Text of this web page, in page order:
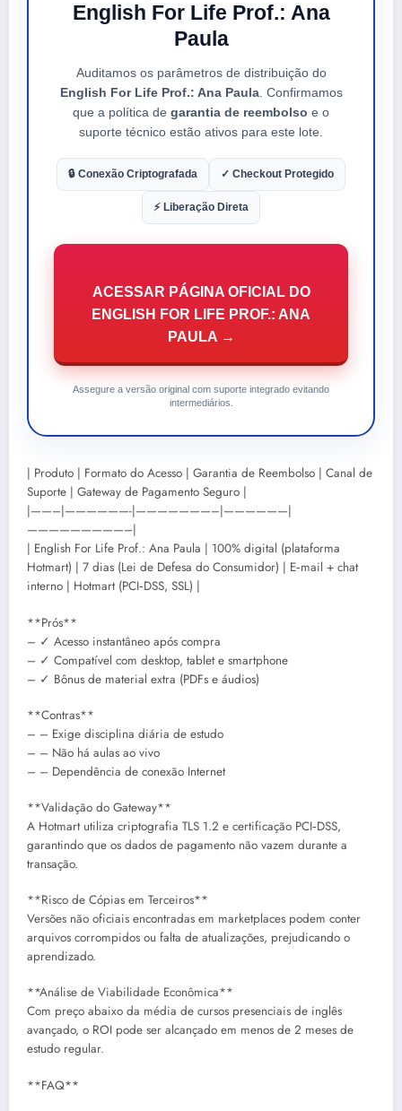
English For Life Prof.: Ana
Paula
Auditamos os parâmetros de distribuição do
English For Life Prof.: Ana Paula. Confirmamos
que a política de garantia de reembolso e o
suporte técnico estão ativos para este lote.
🔒 Conexão Criptografada ✓ Checkout Protegido
⚡ Liberação Direta
ACESSAR PÁGINA OFICIAL DO
ENGLISH FOR LIFE PROF.: ANA
PAULA →
Assegure a versão original com suporte integrado evitando
intermediários.
| Produto | Formato do Acesso | Garantia de Reembolso | Canal de
Suporte | Gateway de Pagamento Seguro |
|——–|——————-|———————–|——————|
—————————–|
| English For Life Prof.: Ana Paula | 100% digital (plataforma
Hotmart) | 7 dias (Lei de Defesa do Consumidor) | E‑mail + chat
interno | Hotmart (PCI‑DSS, SSL) |
**Prós**
– ✓ Acesso instantâneo após compra
– ✓ Compatível com desktop, tablet e smartphone
– ✓ Bônus de material extra (PDFs e áudios)
**Contras**
– – Exige disciplina diária de estudo
– – Não há aulas ao vivo
– – Dependência de conexão Internet
**Validação do Gateway**
A Hotmart utiliza criptografia TLS 1.2 e certificação PCI‑DSS,
garantindo que os dados de pagamento não vazem durante a
transação.
**Risco de Cópias em Terceiros**
Versões não oficiais encontradas em marketplaces podem conter
arquivos corrompidos ou falta de atualizações, prejudicando o
aprendizado.
**Análise de Viabilidade Econômica**
Com preço abaixo da média de cursos presenciais de inglês
avançado, o ROI pode ser alcançado em menos de 2 meses de
estudo regular.
**FAQ**